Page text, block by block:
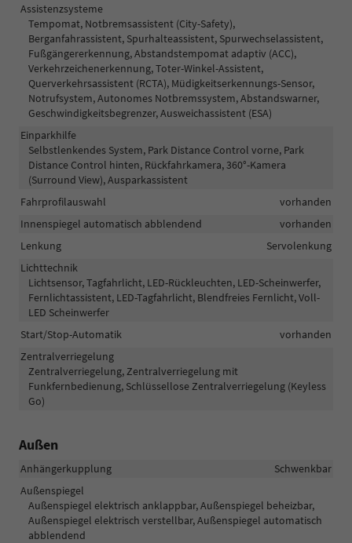
Assistenzsysteme
Tempomat, Notbremsassistent (City-Safety),
Berganfahrassistent, Spurhalteassistent, Spurwechselassistent,
Fußgängererkennung, Abstandstempomat adaptiv (ACC),
Verkehrzeichenerkennung, Toter-Winkel-Assistent,
Querverkehrsassistent (RCTA), Müdigkeitserkennungs-Sensor,
Notrufsystem, Autonomes Notbremssystem, Abstandswarner,
Geschwindigkeitsbegrenzer, Ausweichassistent (ESA)
Einparkhilfe
Selbstlenkendes System, Park Distance Control vorne, Park
Distance Control hinten, Rückfahrkamera, 360°-Kamera
(Surround View), Ausparkassistent
Fahrprofilauswahl
vorhanden
Innenspiegel automatisch abblendend
vorhanden
Lenkung
Servolenkung
Lichttechnik
Lichtsensor, Tagfahrlicht, LED-Rückleuchten, LED-Scheinwerfer,
Fernlichtassistent, LED-Tagfahrlicht, Blendfreies Fernlicht, Voll-
LED Scheinwerfer
Start/Stop-Automatik
vorhanden
Zentralverriegelung
Zentralverriegelung, Zentralverriegelung mit
Funkfernbedienung, Schlüssellose Zentralverriegelung (Keyless
Go)
Außen
Anhängerkupplung
Schwenkbar
Außenspiegel
Außenspiegel elektrisch anklappbar, Außenspiegel beheizbar,
Außenspiegel elektrisch verstellbar, Außenspiegel automatisch
abblendend